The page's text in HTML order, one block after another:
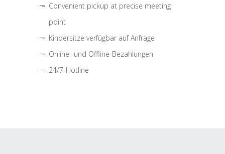
Convenient pickup at precise meeting
point
Kindersitze verfügbar auf Anfrage
Online- und Offline-Bezahlungen
24/7-Hotline